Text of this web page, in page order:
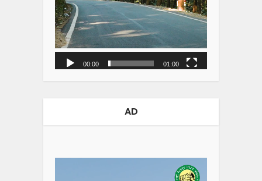
00:00 01:00
AD